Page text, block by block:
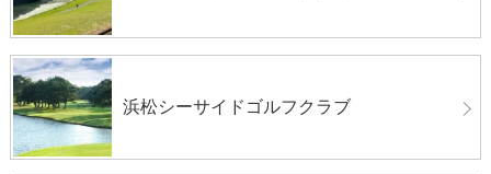
浜松シーサイドゴルフクラブ